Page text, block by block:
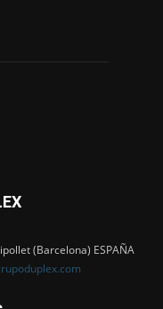
(Barcelona) ESPAÑA